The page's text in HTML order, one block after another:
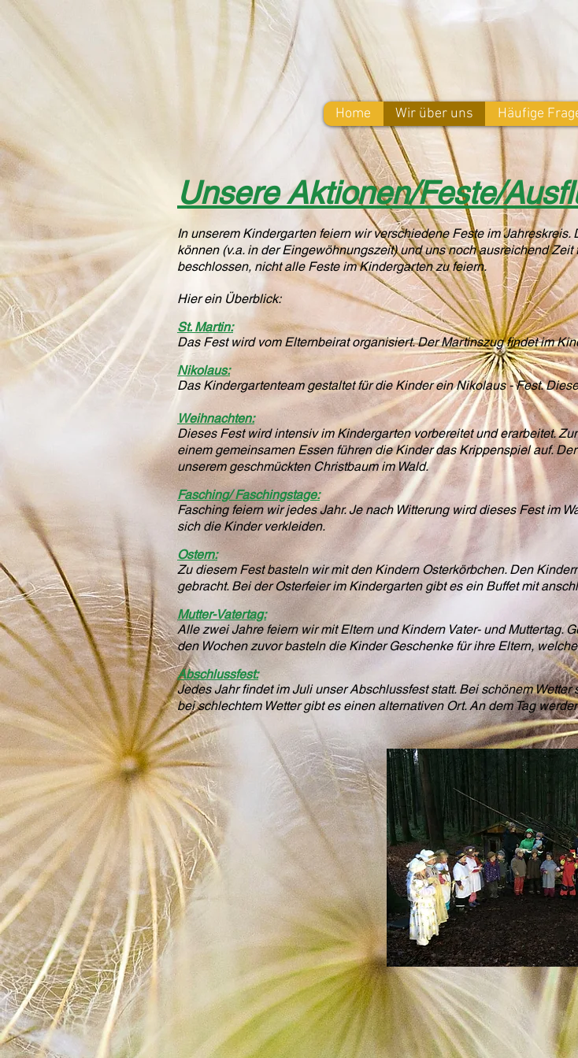
Home Wir über uns Häufige
Unsere Aktionen/Feste/
In unserem Kindergarten feiern wir verschiedene Feste im
können (v.a. in der Eingewöhnungszeit) und uns noch ausreichend
beschlossen, nicht alle Feste im Kindergarten zu feiern.
Hier ein Überblick:
St. Martin:
Das Fest wird vom Elternbeirat organisiert. Der Martinszug findet im
Nikolaus:
Das Kindergartenteam gestaltet für die Kinder ein Nikolaus - Fest.
Weihnachten:
Dieses Fest wird intensiv im Kindergarten vorbereitet und erarbeitet.
einem gemeinsamen Essen führen die Kinder das Krippenspiel auf.
unserem geschmückten Christbaum im Wald.
Fasching/ Faschingstage:
Fasching feiern wir jedes Jahr. Je nach Witterung wird dieses Fest im
sich die Kinder verkleiden.
Ostern:
Zu diesem Fest basteln wir mit den Kindern Osterkörbchen. Den
gebracht. Bei der Osterfeier im Kindergarten gibt es ein Buffet mit
Mutter-Vatertag:
Alle zwei Jahre feiern wir mit Eltern und Kindern Vater- und Muttertag.
den Wochen zuvor basteln die Kinder Geschenke für ihre Eltern,
Abschlussfest:
Jedes Jahr findet im Juli unser Abschlussfest statt. Bei schönem
bei schlechtem Wetter gibt es einen alternativen Ort. An dem Tag